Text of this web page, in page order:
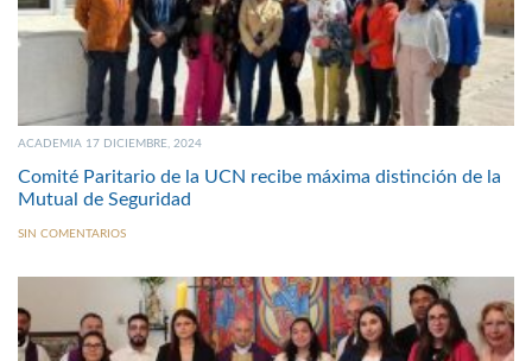
ACADEMIA 17 DICIEMBRE, 2024
Comité Paritario de la UCN recibe máxima distinción de la
Mutual de Seguridad
SIN COMENTARIOS